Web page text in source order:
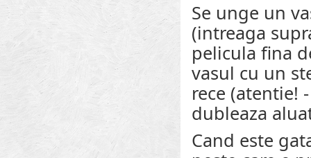
Se unge un
(intreaga
pelicula fina
vasul cu un
rece (atentie!
dubleaza
Cand este